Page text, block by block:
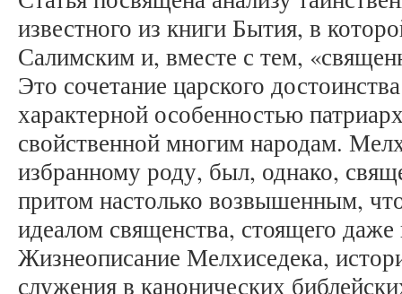
известного из книги Бытия, в
Салимским и, вместе с тем,
Это сочетание царского
характерной особенностью
свойственной многим народам.
избранному роду, был, однако,
притом настолько возвышенным,
идеалом священства, стоящего
Жизнеописание Мелхиседека,
служения в канонических